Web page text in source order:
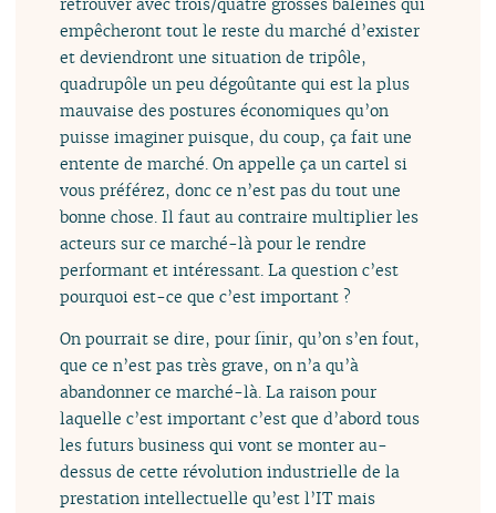
empêcheront tout le reste du marché d’exister
et deviendront une situation de tripôle,
quadrupôle un peu dégoûtante qui est la plus
mauvaise des postures économiques qu’on
puisse imaginer puisque, du coup, ça fait une
entente de marché. On appelle ça un cartel si
vous préférez, donc ce n’est pas du tout une
bonne chose. Il faut au contraire multiplier les
acteurs sur ce marché-là pour le rendre
performant et intéressant. La question c’est
pourquoi est-ce que c’est important ?
On pourrait se dire, pour finir, qu’on s’en fout,
que ce n’est pas très grave, on n’a qu’à
abandonner ce marché-là. La raison pour
laquelle c’est important c’est que d’abord tous
les futurs business qui vont se monter au-
dessus de cette révolution industrielle de la
prestation intellectuelle qu’est l’IT mais